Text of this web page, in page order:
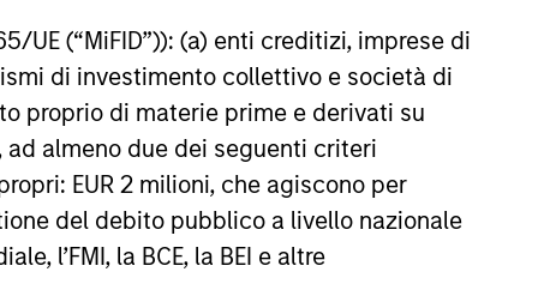
UE (“MiFID”)): (a) enti creditizi, imprese di
di investimento collettivo e società di
proprio di materie prime e derivati su
almeno due dei seguenti criteri
EUR 2 milioni, che agiscono per
del debito pubblico a livello nazionale
l’FMI, la BCE, la BEI e altre
Si fa presente che non tutti i comparti sono disponibili
o disponibilità sia contraria alle leggi o ai regolamenti
1 non indica un investimento privo di rischio. Si
specifico per le classi di azioni e le avvertenze.
e polizze vita variabili, exchange-traded fund, fondi
come un’unica categoria a fini comparativi. Il rating
dell’extra rendimento mensile dei prodotti gestiti,
di prodotti vengono assegnate 5 stelle, al